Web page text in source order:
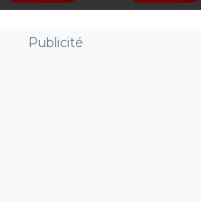
Publicité